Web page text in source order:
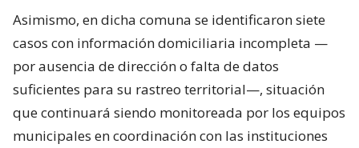
Asimismo, en dicha comuna se identificaron siete
casos con información domiciliaria incompleta —
por ausencia de dirección o falta de datos
suficientes para su rastreo territorial—, situación
que continuará siendo monitoreada por los equipos
municipales en coordinación con las instituciones